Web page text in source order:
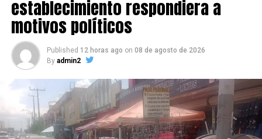
establecimiento respondiera a
motivos políticos
Published 12 horas ago on 08 de agosto de 2026
By admin2